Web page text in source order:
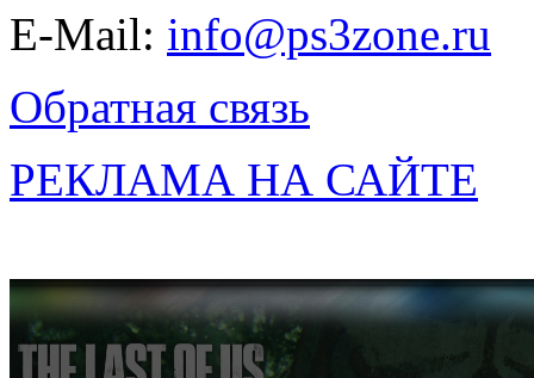
E-Mail: info@ps3zone.ru
Обратная связь
РЕКЛАМА НА САЙТЕ